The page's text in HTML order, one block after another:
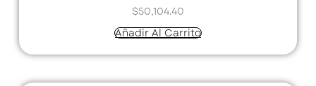
$50,104.40
Añadir Al Carrito